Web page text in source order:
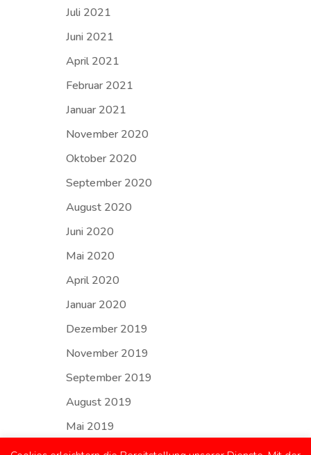
Juli 2021
Juni 2021
April 2021
Februar 2021
Januar 2021
November 2020
Oktober 2020
September 2020
August 2020
Juni 2020
Mai 2020
April 2020
Januar 2020
Dezember 2019
November 2019
September 2019
August 2019
Mai 2019